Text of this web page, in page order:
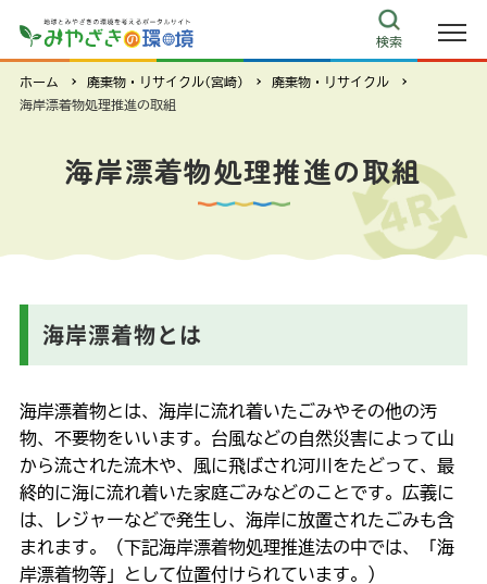
検索
ホーム 廃棄物・リサイクル(宮崎)
廃棄物・リサイクル
海岸漂着物処理推進の取組
海岸漂着物処理推進の取組
海岸漂着物とは
海岸漂着物とは、海岸に流れ着いたごみやその他の汚
物、不要物をいいます。台風などの自然災害によって山
から流された流木や、風に飛ばされ河川をたどって、最
終的に海に流れ着いた家庭ごみなどのことです。広義に
は、レジャーなどで発生し、海岸に放置されたごみも含
まれます。（下記海岸漂着物処理推進法の中では、「海
岸漂着物等」として位置付けられています。）